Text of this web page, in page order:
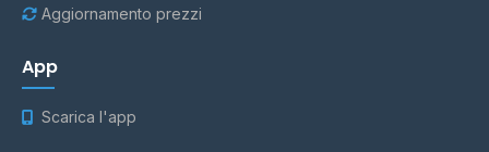
Aggiornamento prezzi
App
Scarica l'app